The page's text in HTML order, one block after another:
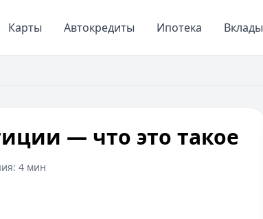
Карты Автокредиты Ипотека Вклады
— что это такое
4 мин